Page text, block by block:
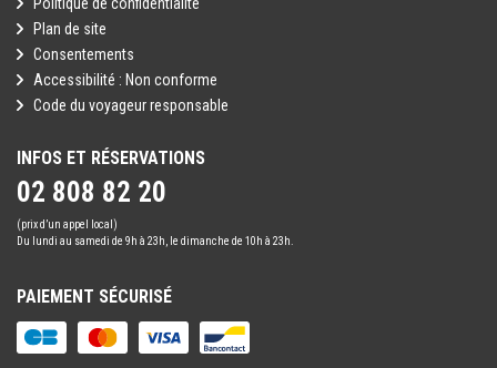
Plan de site
Consentements
Accessibilité : Non conforme
Code du voyageur responsable
INFOS ET RÉSERVATIONS
02 808 82 20
(prix d’un appel local)
Du lundi au samedi de 9h à 23h, le dimanche de 10h à 23h.
PAIEMENT SÉCURISÉ